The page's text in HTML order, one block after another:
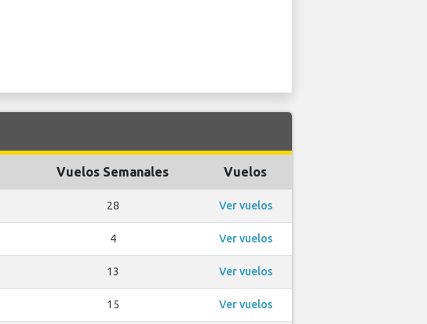
Vuelos Semanales Vuelos
28 Ver vuelos
4 Ver vuelos
13 Ver vuelos
15 Ver vuelos